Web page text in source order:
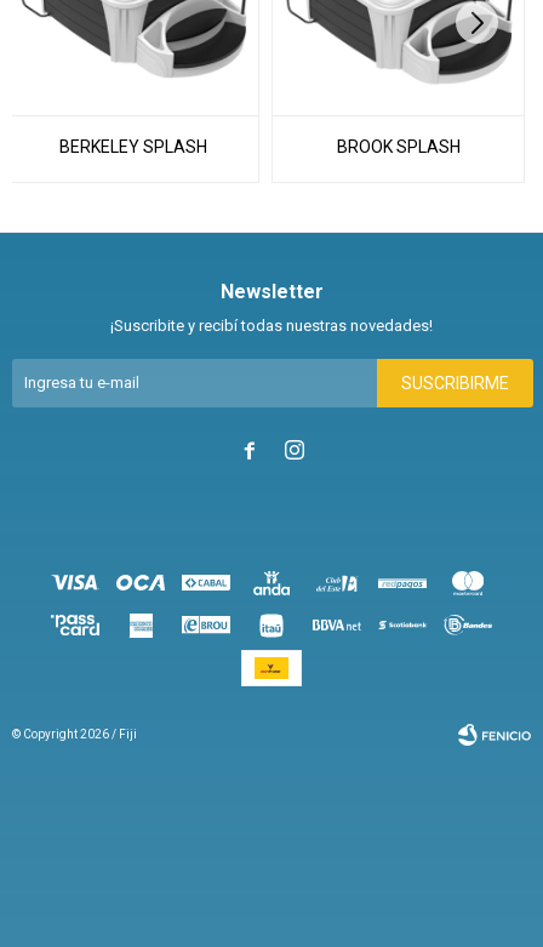
BERKELEY SPLASH BROOK SPLASH
Newsletter
¡Suscribite y recibí todas nuestras novedades!
SUSCRIBIRME
 
© Copyright 2026 / Fiji